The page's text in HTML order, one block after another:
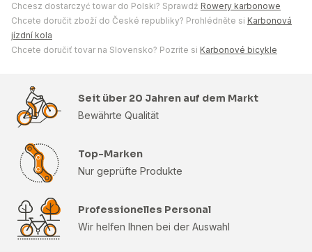
Chcesz dostarczyć towar do Polski? Sprawdź Rowery karbonowe
Chcete doručit zboží do České republiky? Prohlédněte si Karbonová
jízdní kola
Chcete doručiť tovar na Slovensko? Pozrite si Karbonové bicykle
Seit über 20 Jahren auf dem Markt
Bewährte Qualität
Top-Marken
Nur geprüfte Produkte
Professionelles Personal
Wir helfen Ihnen bei der Auswahl